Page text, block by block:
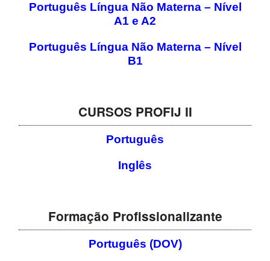
Português Língua Não Materna – Nível
A1 e A2
Português Língua Não Materna – Nível
B1
CURSOS PROFIJ II
Português
Inglês
Formação Profissionalizante
Português (DOV)